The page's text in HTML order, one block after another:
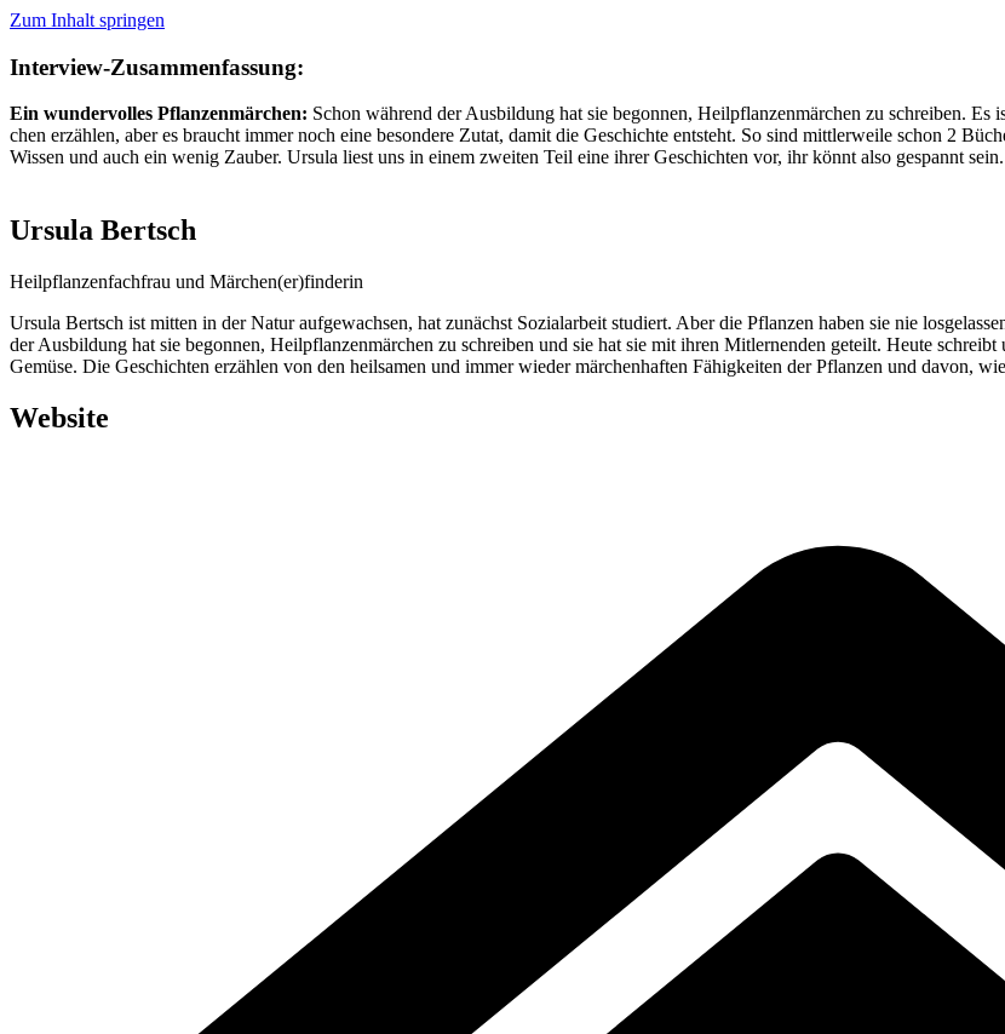
Zum Inhalt springen
Interview-Zusammenfassung:
Ein wun­der­vol­les Pflanzenmärchen: Schon wäh­rend der Aus­bil­dung hat sie begon­nen, Heil­pflan­zen­mär­chen zu schrei­ben.
chen erzäh­len, aber es braucht immer noch eine beson­de­re Zutat, damit die Geschich­te ent­steht. So sind mitt­ler­wei­le schon 2
Wis­sen und auch ein wenig Zau­ber. Ursu­la liest uns in einem zwei­ten Teil eine ihrer Geschich­ten vor, ihr könnt also gespannt sein.
Ursula Bertsch
Heil­pflan­zen­fach­frau und Märchen(er)finderin
Ursu­la Bertsch ist mit­ten in der Natur auf­ge­wach­sen, hat zunächst Sozi­al­ar­beit stu­diert. Aber die Pflan­zen haben sie nie
der Aus­bil­dung hat sie begon­nen, Heil­pflan­zen­mär­chen zu schrei­ben und sie hat sie mit ihren Mit­ler­nen­den geteilt. Heu­te
Gemü­se. Die Geschich­ten erzäh­len von den heil­sa­men und immer wie­der mär­chen­haf­ten Fähig­kei­ten der Pflan­zen und davon,
Website